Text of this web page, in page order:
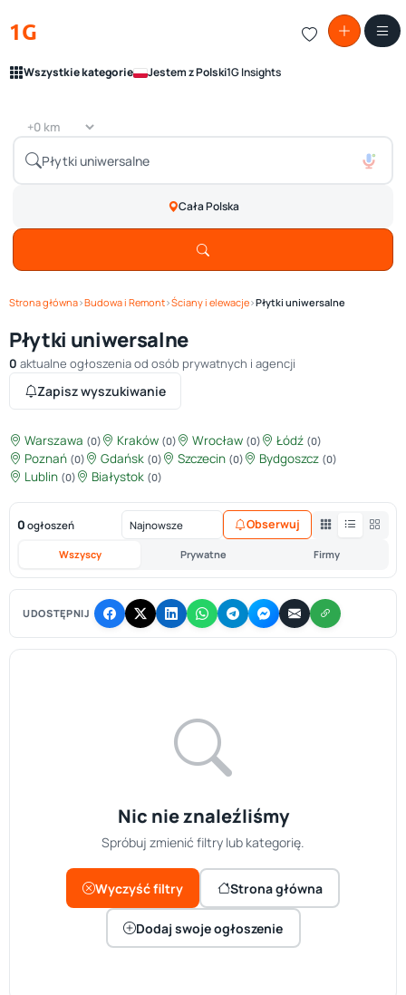
1G
Wszystkie kategorie Jestem z Polski1G Insights
Cała Polska
Strona główna›Budowa i Remont›Ściany i elewacje›Płytki uniwersalne
Płytki uniwersalne
0 aktualne ogłoszenia od osób prywatnych i agencji
Zapisz wyszukiwanie
Warszawa (0) Kraków (0) Wrocław (0) Łódź (0)
Poznań (0) Gdańsk (0) Szczecin (0) Bydgoszcz (0)
Lublin (0) Białystok (0)
0 ogłoszeń
Wszyscy Prywatne Firmy
Obserwuj
UDOSTĘPNIJ
Nic nie znaleźliśmy
Spróbuj zmienić filtry lub kategorię.
Wyczyść filtry Strona główna
Dodaj swoje ogłoszenie